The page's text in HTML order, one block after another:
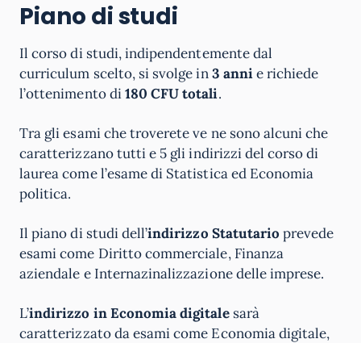
Piano di studi
Il corso di studi, indipendentemente dal
curriculum scelto, si svolge in3 annie richiede
l’ottenimento di180 CFU totali.
Tra gli esami che troverete ve ne sono alcuni che
caratterizzano tutti e 5 gli indirizzi del corso di
laurea come l’esame di Statistica ed Economia
politica.
Il piano di studi dell’indirizzo Statutario prevede
esami come Diritto commerciale, Finanza
aziendale e Internazinalizzazione delle imprese.
L’indirizzo in Economia digitalesarà
caratterizzato da esami come Economia digitale,